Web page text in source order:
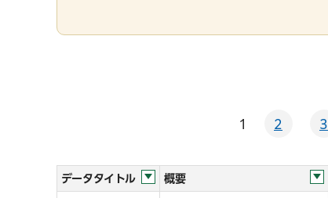
1 2 3
データタイトル 概要